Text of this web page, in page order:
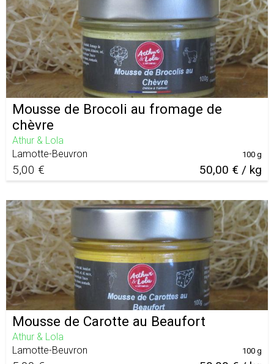
Mousse de Brocoli au fromage de
chèvre
Athur & Lola
Lamotte-Beuvron
5,00 € 50,00 € / kg
100 g
Mousse de Carotte au Beaufort
Athur & Lola
Lamotte-Beuvron
100 g